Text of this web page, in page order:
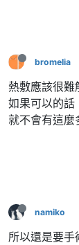
bromelia
熱敷應該很難
如果可以的話
就不會有這麼
namiko
所以還是要手